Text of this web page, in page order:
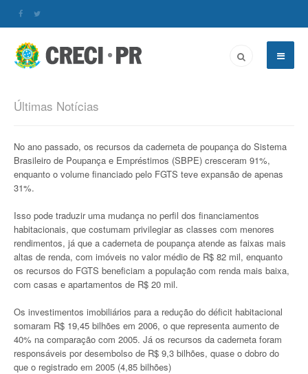
Últimas Notícias
No ano passado, os recursos da caderneta de poupança do Sistema
Brasileiro de Poupança e Empréstimos (SBPE) cresceram 91%,
enquanto o volume financiado pelo FGTS teve expansão de apenas
31%.
Isso pode traduzir uma mudança no perfil dos financiamentos
habitacionais, que costumam privilegiar as classes com menores
rendimentos, já que a caderneta de poupança atende as faixas mais
altas de renda, com imóveis no valor médio de R$ 82 mil, enquanto
os recursos do FGTS beneficiam a população com renda mais baixa,
com casas e apartamentos de R$ 20 mil.
Os investimentos imobiliários para a redução do déficit habitacional
somaram R$ 19,45 bilhões em 2006, o que representa aumento de
40% na comparação com 2005. Já os recursos da caderneta foram
responsáveis por desembolso de R$ 9,3 bilhões, quase o dobro do
que o registrado em 2005 (4,85 bilhões)